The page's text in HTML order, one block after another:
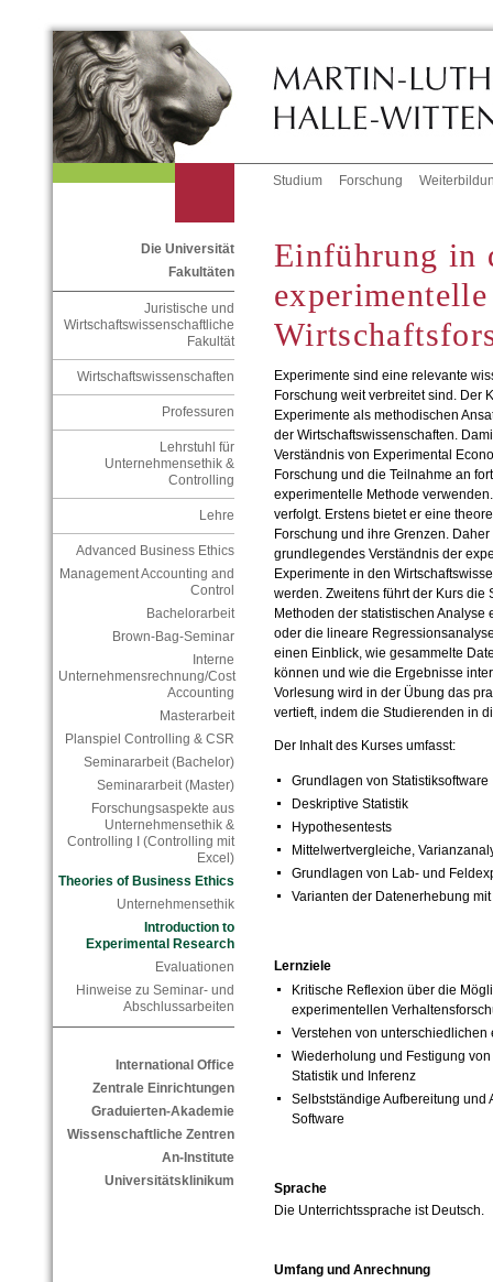
Studium Forschung
Die Universität
Fakultäten
Juristische und
Wirtschaftswissenschaftliche
Fakultät
Wirtschaftswissenschaften
Professuren
Lehrstuhl für
Unternehmensethik &
Controlling
Lehre
Advanced Business Ethics
Management Accounting and
Control
Bachelorarbeit
Brown-Bag-Seminar
Interne
Unternehmensrechnung/Cost
Accounting
Masterarbeit
Planspiel Controlling & CSR
Seminararbeit (Bachelor)
Seminararbeit (Master)
Forschungsaspekte aus
Unternehmensethik &
Controlling I (Controlling mit
Excel)
Theories of Business Ethics
Unternehmensethik
Introduction to
Experimental Research
Evaluationen
Hinweise zu Seminar- und
Abschlussarbeiten
International Office
Zentrale Einrichtungen
Graduierten-Akademie
Wissenschaftliche Zentren
An-Institute
Universitätsklinikum
Einführung in
experimentelle
Experimente sind eine relevante
Forschung weit verbreitet sind. Der
Experimente als methodischen
der Wirtschaftswissenschaften.
Verständnis von Experimental
Forschung und die Teilnahme an
experimentelle Methode
verfolgt. Erstens bietet er eine
Forschung und ihre Grenzen.
grundlegendes Verständnis der
Experimente in den
werden. Zweitens führt der Kurs
Methoden der statistischen
oder die lineare
einen Einblick, wie gesammelte
können und wie die Ergebnisse
Vorlesung wird in der Übung das
vertieft, indem die Studierenden in
Der Inhalt des Kurses umfasst:
Grundlagen von Statistiksoftware
Deskriptive Statistik
Hypothesentests
Mittelwertvergleiche,
Grundlagen von Lab- und
Varianten der Datenerhebung
Lernziele
Kritische Reflexion über die
experimentellen
Verstehen von
Wiederholung und Festigung
Statistik und Inferenz
Selbstständige Aufbereitung und
Software
Sprache
Die Unterrichtssprache ist Deutsch.
Umfang und Anrechnung